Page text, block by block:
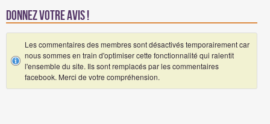
Donnez votre avis !
Les commentaires des membres sont désactivés temporairement car
nous sommes en train d'optimiser cette fonctionnalité qui ralentit
l'ensemble du site. Ils sont remplacés par les commentaires
facebook. Merci de votre compréhension.